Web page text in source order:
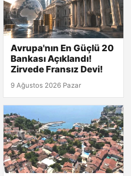
Avrupa'nın En Güçlü 20
Bankası Açıklandı!
Zirvede Fransız Devi!
9 Ağustos 2026 Pazar